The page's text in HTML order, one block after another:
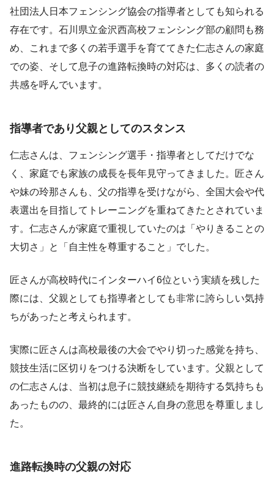
社団法人日本フェンシング協会の指導者としても知られる
存在です。石川県立金沢西高校フェンシング部の顧問も務
め、これまで多くの若手選手を育ててきた仁志さんの家庭
での姿、そして息子の進路転換時の対応は、多くの読者の
共感を呼んでいます。
指導者であり父親としてのスタンス
仁志さんは、フェンシング選手・指導者としてだけでな
く、家庭でも家族の成長を長年見守ってきました。匠さん
や妹の玲那さんも、父の指導を受けながら、全国大会や代
表選出を目指してトレーニングを重ねてきたとされていま
す。仁志さんが家庭で重視していたのは「やりきることの
大切さ」と「自主性を尊重すること」でした。
匠さんが高校時代にインターハイ6位という実績を残した
際には、父親としても指導者としても非常に誇らしい気持
ちがあったと考えられます。
実際に匠さんは高校最後の大会でやり切った感覚を持ち、
競技生活に区切りをつける決断をしています。父親として
の仁志さんは、当初は息子に競技継続を期待する気持ちも
あったものの、最終的には匠さん自身の意思を尊重しまし
た。
進路転換時の父親の対応